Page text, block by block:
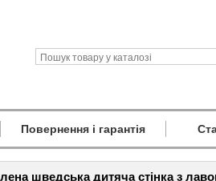
Повернення і гарантія
шведська дитяча стінка з